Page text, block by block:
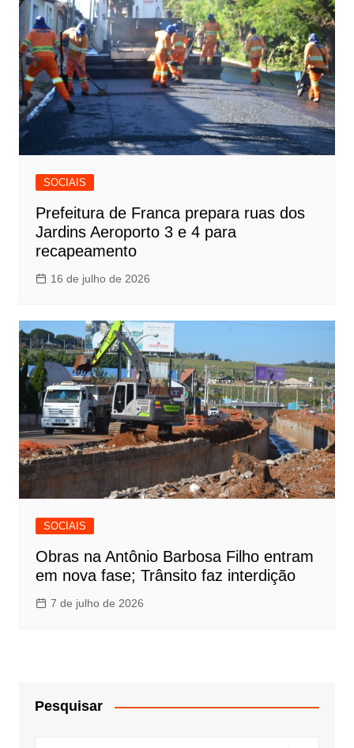
SOCIAIS
Prefeitura de Franca prepara ruas dos
Jardins Aeroporto 3 e 4 para
recapeamento
16 de julho de 2026
SOCIAIS
Obras na Antônio Barbosa Filho entram
em nova fase; Trânsito faz interdição
7 de julho de 2026
Pesquisar